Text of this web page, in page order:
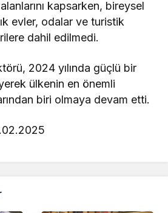
kapsarken, bireysel
evler, odalar ve turistik
dahil edilmedi.
2024 yılında güçlü bir
ülkenin en önemli
biri olmaya devam etti.